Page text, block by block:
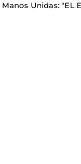
Unidas: "EL